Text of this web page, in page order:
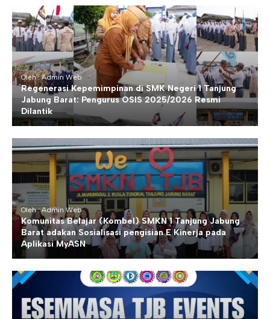
Oleh : Admin Web
Regenerasi Kepemimpinan di SMK Negeri 1 Tanjung
Jabung Barat: Pengurus OSIS 2025/2026 Resmi
Dilantik
Oleh : Admin Web
Komunitas Belajar (Kombel) SMKN 1 Tanjung Jabung
Barat adakan Sosialisasi pengisian E Kinerja pada
Aplikasi MyASN